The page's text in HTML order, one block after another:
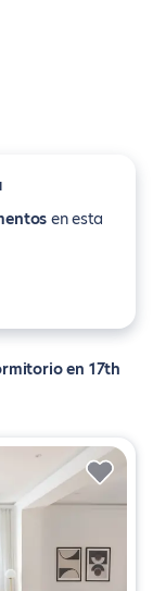
en esta
en 17th